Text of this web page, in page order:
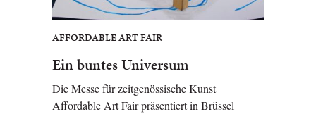
AFFORDABLE ART FAIR
Ein buntes Universum
Die Messe für zeitgenössische Kunst
Affordable Art Fair präsentiert in Brüssel